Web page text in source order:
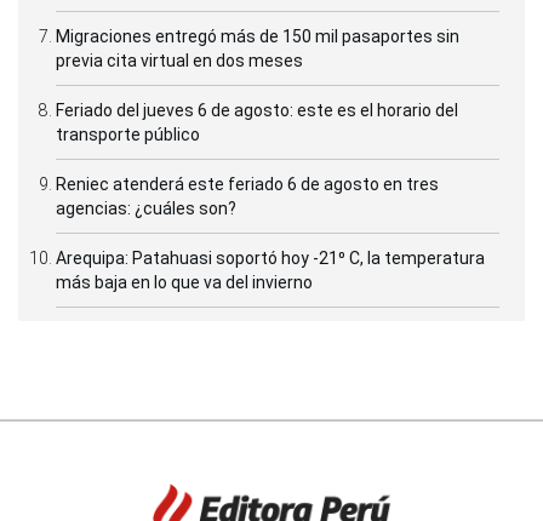
Migraciones entregó más de 150 mil pasaportes sin
previa cita virtual en dos meses
Feriado del jueves 6 de agosto: este es el horario del
transporte público
Reniec atenderá este feriado 6 de agosto en tres
agencias: ¿cuáles son?
Arequipa: Patahuasi soportó hoy -21⁰ C, la temperatura
más baja en lo que va del invierno